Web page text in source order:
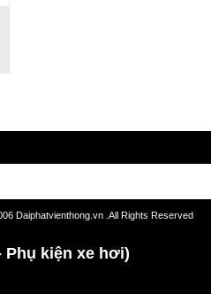
Daiphatvienthong.vn .All Rights Reserved
kiện xe hơi)